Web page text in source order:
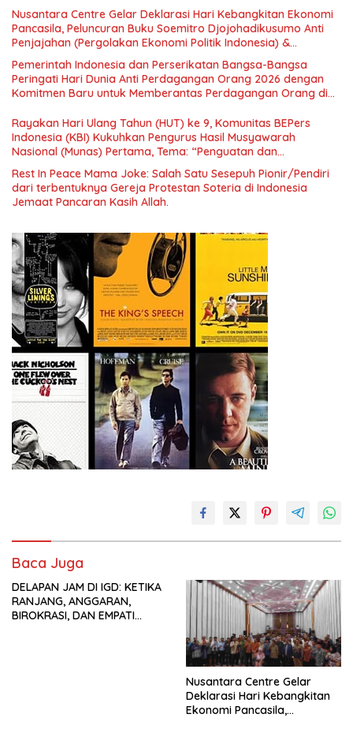
Nusantara Centre Gelar Deklarasi Hari Kebangkitan Ekonomi
Pancasila, Peluncuran Buku Soemitro Djojohadikusumo Anti
Penjajahan (Pergolakan Ekonomi Politik Indonesia) &
Nasional dan Kesejahteraan Sosial dalam Menata Bangsa
Menuju Indonesia Emas 2045”,
Pemerintah Indonesia dan Perserikatan Bangsa-Bangsa
Peringati Hari Dunia Anti Perdagangan Orang 2026 dengan
Komitmen Baru untuk Memberantas Perdagangan Orang di
Rayakan Hari Ulang Tahun (HUT) ke 9, Komunitas BEPers
Indonesia (KBI) Kukuhkan Pengurus Hasil Musyawarah
Nasional (Munas) Pertama, Tema: “Penguatan dan
Pengembangan Organisasi KBI yang Berbasis Riset di seluruh
Indonesia dan Mancanegara”.
Rest In Peace Mama Joke: Salah Satu Sesepuh Pionir/Pendiri
dari terbentuknya Gereja Protestan Soteria di Indonesia
Jemaat Pancaran Kasih Allah.
Baca Juga
DELAPAN JAM DI IGD: KETIKA
RANJANG, ANGGARAN,
BIROKRASI, DAN EMPATI
Nusantara Centre Gelar
Deklarasi Hari Kebangkitan
Ekonomi Pancasila,